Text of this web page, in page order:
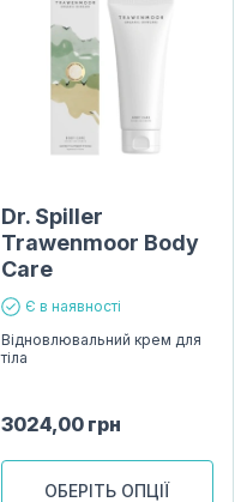
Dr. Spiller
Trawenmoor Body
Care
Є в наявності
Відновлювальний крем для
тіла
3024,00 грн
ОБЕРІТЬ ОПЦІЇ